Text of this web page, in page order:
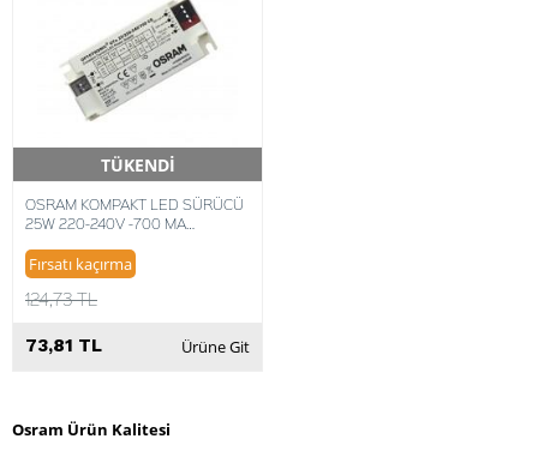
TÜKENDİ
Hızlı Teslimat
OSRAM KOMPAKT LED SÜRÜCÜ
25W 220-240V -700 MA
4052899917545
Fırsatı kaçırma
124,73 TL
73,81 TL Ürüne Git
Osram Ürün Kalitesi